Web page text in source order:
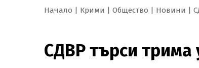
Начало Крими Общество Новини
СДВР търси трима